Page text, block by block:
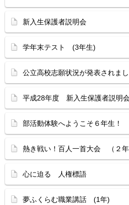
新入生保護者説明会
学年末テスト (3年生)
公立高校志願状況が発表されま
平成28年度 新入生保護者説明
部活動体験へようこそ６年生！
熱き戦い！百人一首大会 （２年
心に迫る 人権標語
夢ふくらむ職業講話 (1年)